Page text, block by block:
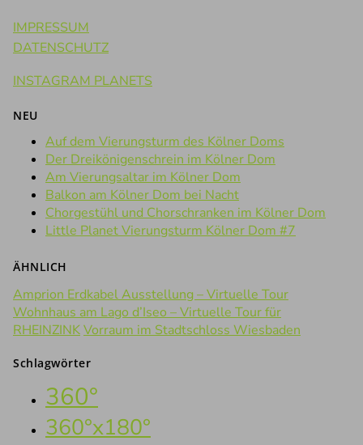
IMPRESSUM
DATENSCHUTZ
INSTAGRAM PLANETS
NEU
Auf dem Vierungsturm des Kölner Doms
Der Dreikönigenschrein im Kölner Dom
Am Vierungsaltar im Kölner Dom
Balkon am Kölner Dom bei Nacht
Chorgestühl und Chorschranken im Kölner Dom
Little Planet Vierungsturm Kölner Dom #7
ÄHNLICH
Amprion Erdkabel Ausstellung – Virtuelle Tour
Wohnhaus am Lago d’Iseo – Virtuelle Tour für
RHEINZINKVorraum im Stadtschloss Wiesbaden
Schlagwörter
360°
360°x180°